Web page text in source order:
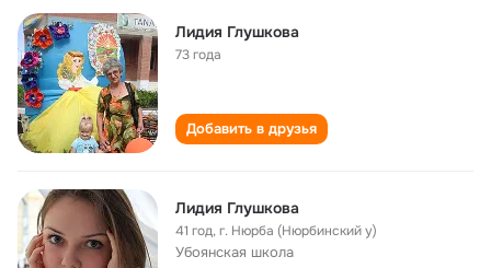
Лидия Глушкова
73 года
Добавить в друзья
Лидия Глушкова
41 год,г. Нюрба (Нюрбинский у)
Убоянская школа